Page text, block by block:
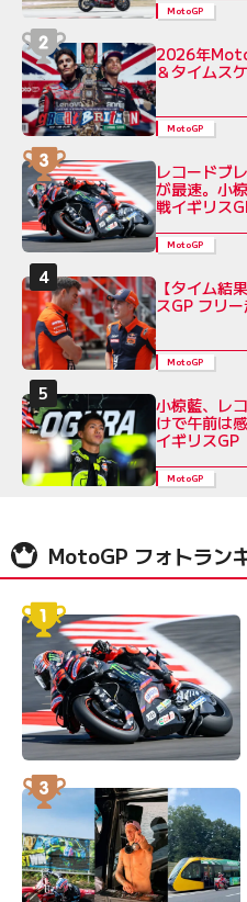
MotoGP
2026年
＆タイムス
MotoGP
レコードブ
が最速。小
戦イギリス
MotoGP
【タイム
スGP フリ
MotoGP
小椋藍、レ
けで午前は
イギリスGP
MotoGP
MotoGP フォトラン